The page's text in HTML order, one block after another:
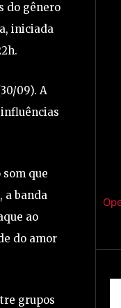
do gênero
iniciada
09). A
que
a banda
ao
do amor
grupos